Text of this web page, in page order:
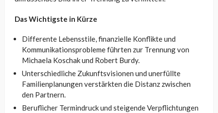
Das Wichtigste in Kürze
Differente Lebensstile, finanzielle Konflikte und
Kommunikationsprobleme führten zur Trennung von
Michaela Koschak und Robert Burdy.
Unterschiedliche Zukunftsvisionen und unerfüllte
Familienplanungen verstärkten die Distanz zwischen
den Partnern.
Beruflicher Termindruck und steigende Verpflichtungen